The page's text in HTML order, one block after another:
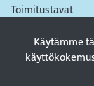
Käytämme
Toimitustavat
Tietosuojaseloste
Usein kysytyt